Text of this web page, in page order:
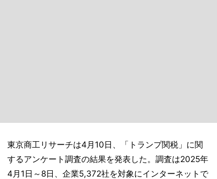
東京商工リサーチは4月10日、「トランプ関税」に関
するアンケート調査の結果を発表した。調査は2025年
4月1日～8日、企業5,372社を対象にインターネットで